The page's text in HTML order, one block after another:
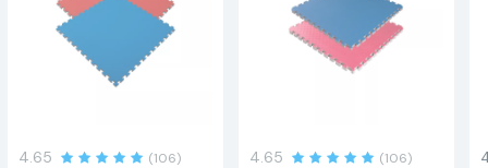
4.65
(106)
4.65
(106)